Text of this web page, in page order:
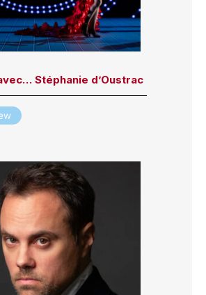
Stéphanie d’Oustrac